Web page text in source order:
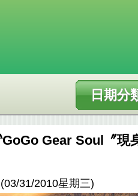
日期分
Gear Soul〞現
31/2010星期三)